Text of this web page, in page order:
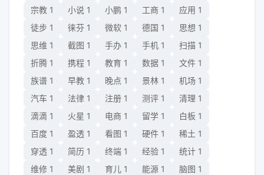
宗教 1 小说 1 小鹏 1 工商 1 应用 1
徒步 1 徕芬 1 微软 1 德国 1 思想 1
思维 1 截图 1 手办 1 手机 1 扫描 1
折腾 1 携程 1 教育 1 数据 1 文件 1
族谱 1 早教 1 晚点 1 景林 1 机场 1
汽车 1 法律 1 注册 1 测评 1 清理 1
滴滴 1 火星 1 电商 1 留学 1 白板 1
百度 1 盈透 1 看图 1 硬件 1 稀土 1
穿透 1 简历 1 终端 1 经验 1 统计 1
维修 1 美剧 1 育儿 1 能源 1 脑图 1